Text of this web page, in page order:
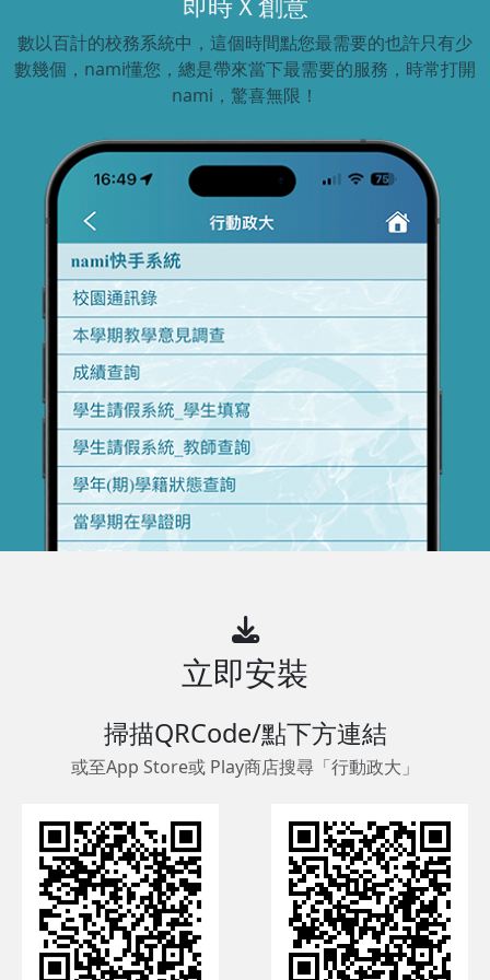
數以百計的校務系統中，這個時間點您最需要的也許只有少
數幾個，nami懂您，總是帶來當下最需要的服務，時常打開
nami，驚喜無限！
立即安裝
掃描QRCode/點下方連結
或至App Store或 Play商店搜尋「行動政大」